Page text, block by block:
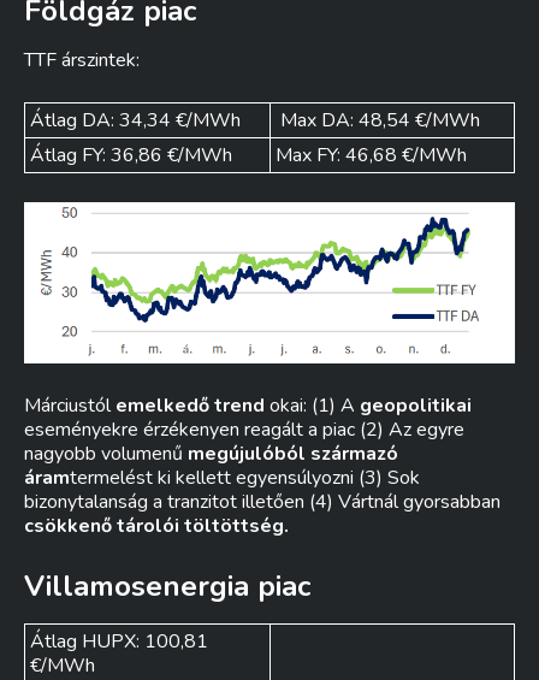
Földgáz piac
TTF árszintek:
Átlag DA: 34,34 €/MWh
Max DA: 48,54 €/MWh
Átlag FY: 36,86 €/MWh
Max FY: 46,68 €/MWh
Márciustólemelkedő trend okai: (1) A geopolitikai
eseményekre érzékenyen reagált a piac (2) Az egyre
nagyobb volumenű megújulóból származó
áramtermelést ki kellett egyensúlyozni (3) Sok
bizonytalanság a tranzitot illetően (4) Vártnál gyorsabban
csökkenő tárolói töltöttség.
Villamosenergia piac
Átlag HUPX: 100,81
€/MWh